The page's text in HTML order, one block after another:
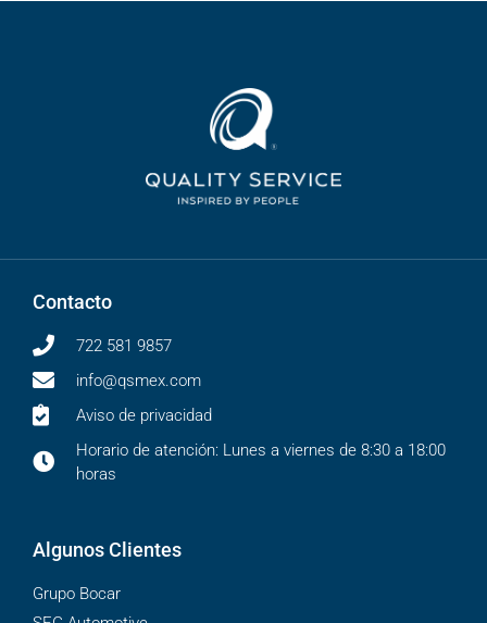
Contacto
722 581 9857
info@qsmex.com
Aviso de privacidad
Horario de atención: Lunes a viernes de 8:30 a 18:00
horas
Algunos Clientes
Grupo Bocar